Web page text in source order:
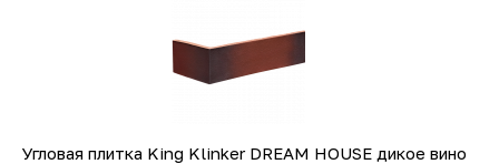
Угловая плитка King Klinker DREAM HOUSE дикое вино